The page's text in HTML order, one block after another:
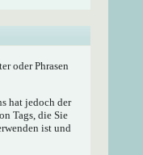
oder Phrasen
hat jedoch der
Tags, die Sie
ist und